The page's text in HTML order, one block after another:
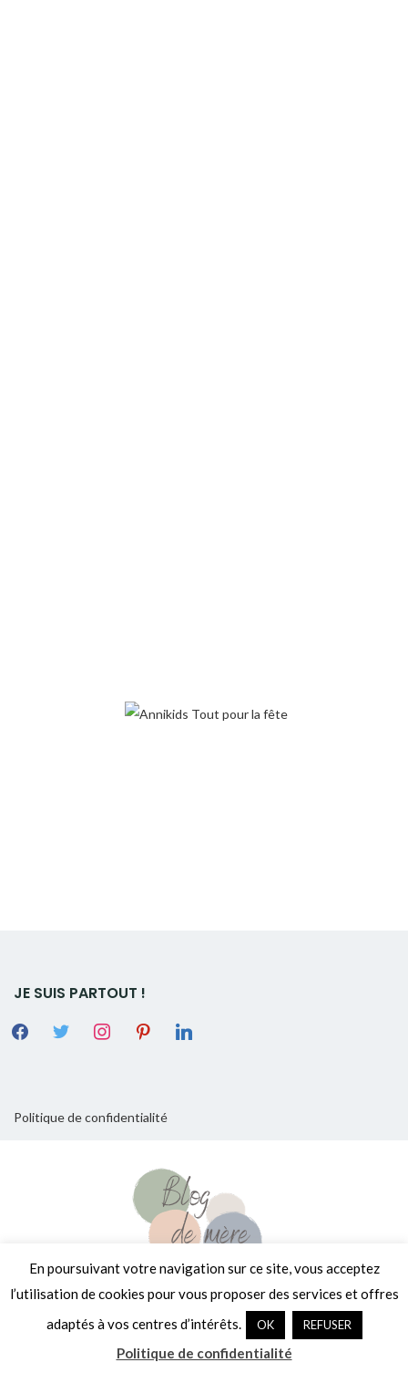
JE SUIS PARTOUT !
Politique de confidentialité
[Encore un] Blog de Mère. Tous droits réservés.
Fièrement propulsé parWordPress. ThèmeEightyDays Litepar
GretaThemes.
En poursuivant votre navigation sur ce site, vous acceptez
l’utilisation de cookies pour vous proposer des services et offres
adaptés à vos centres d’intérêts.
OK REFUSER
Politique de confidentialité